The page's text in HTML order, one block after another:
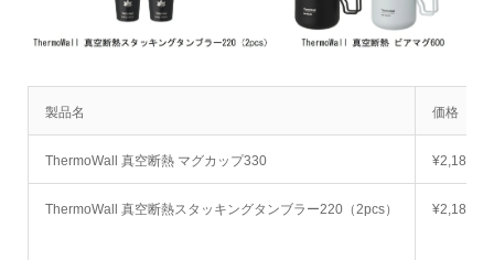
製品名 価格（税
ThermoWall 真空断熱 マグカップ330 ¥2,180
ThermoWall 真空断熱スタッキングタンブラー220（2pcs） ¥2,180